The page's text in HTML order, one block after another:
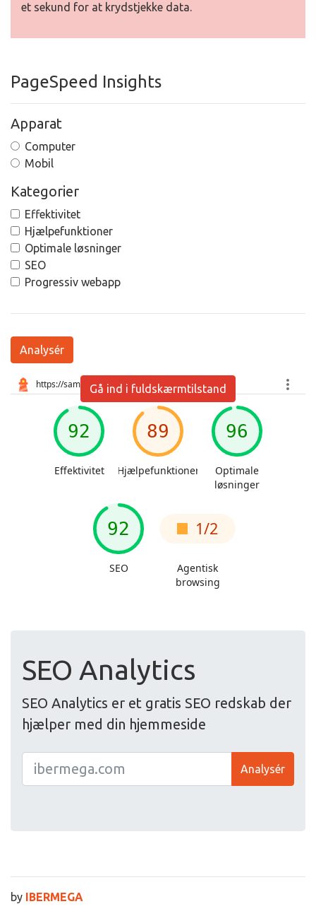
et sekund for at krydstjekke data.
PageSpeed Insights
Apparat
Computer
Mobil
Kategorier
Effektivitet
Hjælpefunktioner
Optimale løsninger
SEO
Progressiv webapp
Analysér
Gå ind i fuldskærmtilstand
SEO Analytics
SEO Analytics er et gratis SEO redskab der
hjælper med din hjemmeside
Analysér
by IBERMEGA